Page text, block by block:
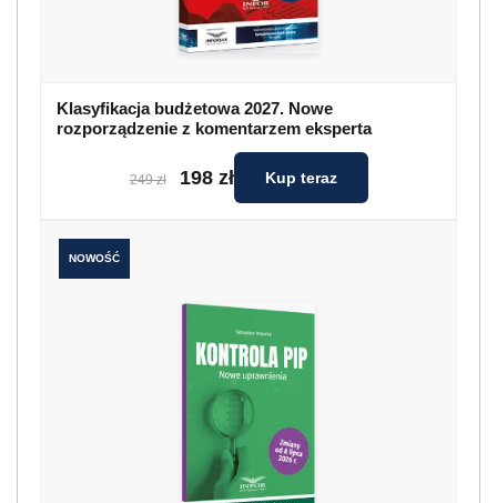
Klasyfikacja budżetowa 2027. Nowe
rozporządzenie z komentarzem eksperta
249 zł 198 zł Kup teraz
NOWOŚĆ